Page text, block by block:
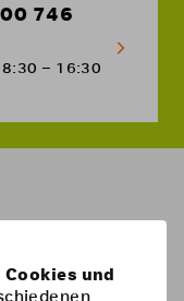
746
8:30 – 16:30
Cookies und